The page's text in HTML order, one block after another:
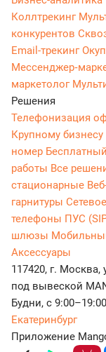
Коллтрекинг
конкурентов
Email-трекинг
маркетолог
Решения
Телефонизация
Крупному бизнесу
номер
работы Все
стационарные
гарнитуры
телефоны ПУС
шлюзы
Аксессуары
117420, г.
под вывеской
Будни, с 9:00–19:00
Екатеринбург
Приложение